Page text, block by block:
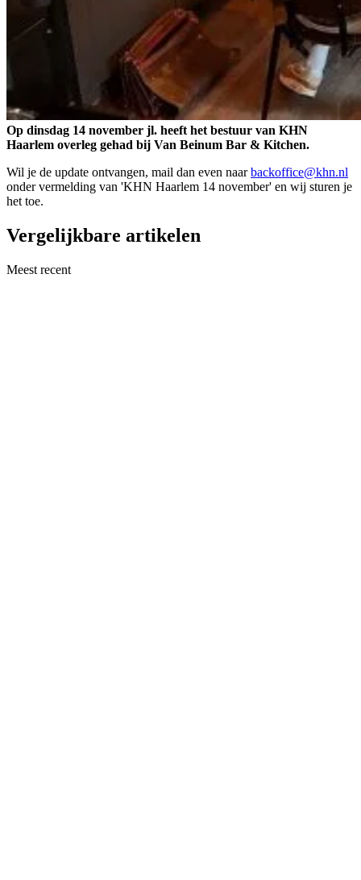
Op dinsdag 14 november jl. heeft het bestuur van KHN
Haarlem overleg gehad bij Van Beinum Bar & Kitchen.
Wil je de update ontvangen, mail dan even naarbackoffice@khn.nl
onder vermelding van 'KHN Haarlem 14 november' en wij sturen je
het toe.
Vergelijkbare artikelen
Meest recent